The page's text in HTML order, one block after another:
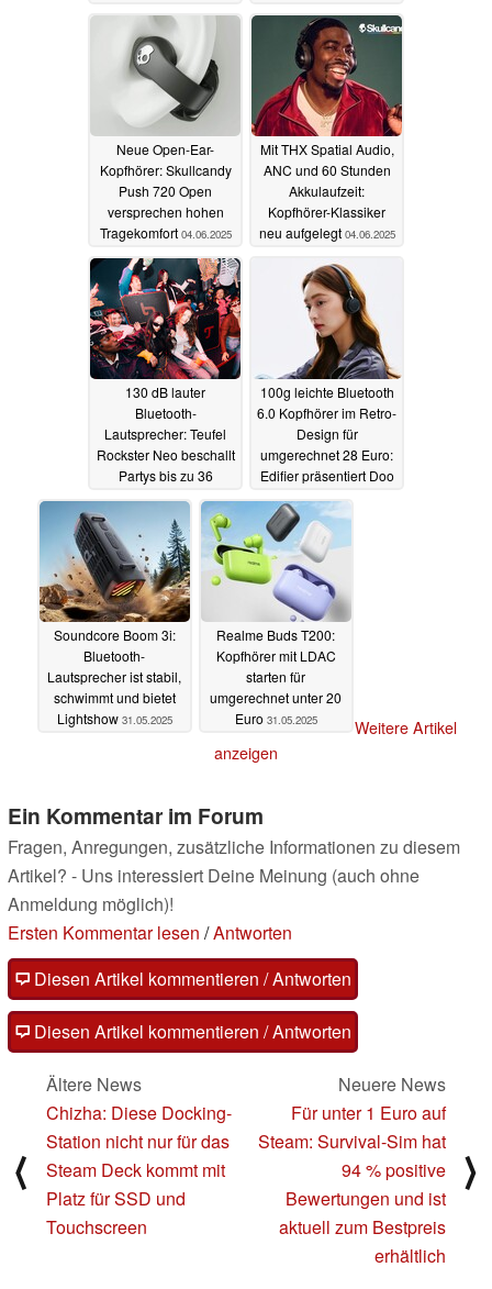
12.06.2025
Neue Open-Ear-
Kopfhörer: Skullcandy
Push 720 Open
versprechen hohen
Tragekomfort 04.06.2025
Mit THX Spatial Audio,
ANC und 60 Stunden
Akkulaufzeit:
Kopfhörer-Klassiker
neu aufgelegt 04.06.2025
130 dB lauter
Bluetooth-
Lautsprecher: Teufel
Rockster Neo beschallt
Partys bis zu 36
03.06.2025
100g leichte Bluetooth
6.0 Kopfhörer im Retro-
Design für
umgerechnet 28 Euro:
Edifier präsentiert Doo
03.06.2025
Soundcore Boom 3i:
Bluetooth-
Lautsprecher ist stabil,
schwimmt und bietet
Lightshow 31.05.2025
Realme Buds T200:
Kopfhörer mit LDAC
starten für
umgerechnet unter 20
Euro 31.05.2025
Weitere Artikel
anzeigen
Ein Kommentar im Forum
Fragen, Anregungen, zusätzliche Informationen zu diesem
Artikel? - Uns interessiert Deine Meinung (auch ohne
Anmeldung möglich)!
Ersten Kommentar lesen /Antworten
Diesen Artikel kommentieren / Antworten
Diesen Artikel kommentieren / Antworten
⟨
Ältere News
Chizha: Diese Docking-
Station nicht nur für das
Steam Deck kommt mit
Platz für SSD und
Touchscreen
Neuere News
Für unter 1 Euro auf
Steam: Survival-Sim hat
94 % positive
Bewertungen und ist
aktuell zum Bestpreis
erhältlich
⟩